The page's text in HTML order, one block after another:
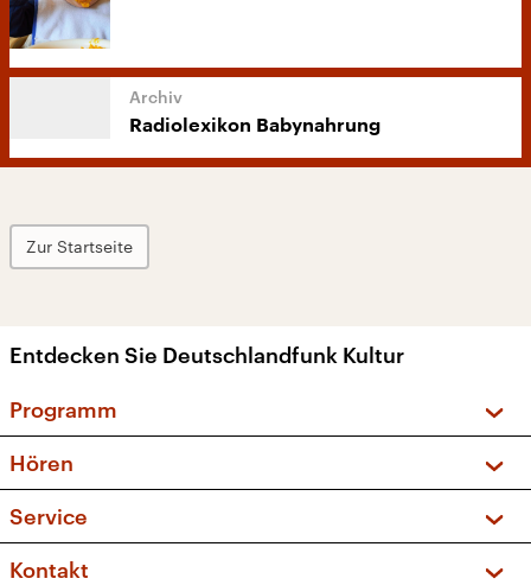
Radiolexikon Babynahrung
Zur Startseite
Entdecken Sie Deutschlandfunk Kultur
Programm
Sendungen und Podcasts
Musikliste
Kakadu – Das Kinderprogramm
Hören
Frequenzen (UKW + DAB+)
Service
FAQ
Kontakt